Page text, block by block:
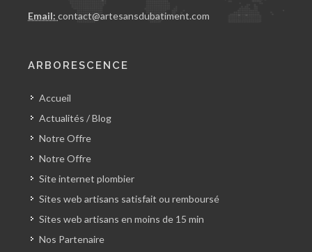
Email: contact@artesansdubatiment.com
ARBORESCENCE
Accueil
Actualités / Blog
Notre Offre
Notre Offre
Site internet plombier
Sites web artisans satisfait ou remboursé
Sites web artisans en moins de 15 min
Nos Partenaire